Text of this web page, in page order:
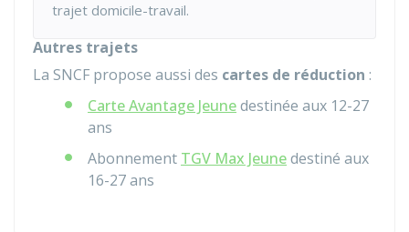
trajet domicile-travail.
Autres trajets
La SNCF propose aussi des cartes de réduction :
Carte Avantage Jeunedestinée aux 12-27
ans
Abonnement TGV Max Jeunedestiné aux
16-27 ans